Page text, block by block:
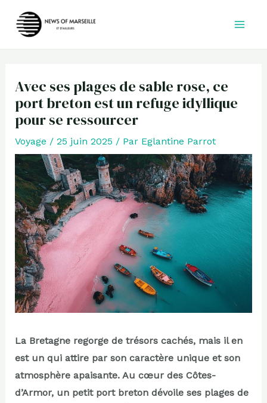
Avec ses plages de sable rose, ce
port breton est un refuge idyllique
pour se ressourcer
Voyage / 25 juin 2025 / Par Eglantine Parrot
La Bretagne regorge de trésors cachés, mais il en
est un qui attire par son caractère unique et son
atmosphère apaisante. Au cœur des Côtes-
d’Armor, un petit port breton dévoile ses plages de